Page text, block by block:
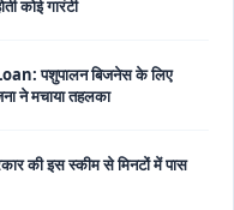
पशुपालन बिजनेस के लिए
इस स्कीम से मिनटों में पास
बिजनेस के लिए से ले सकते है